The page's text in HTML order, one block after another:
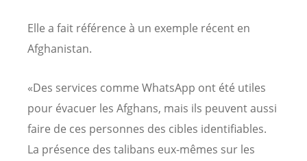
Elle a fait référence à un exemple récent en
Afghanistan.
«Des services comme WhatsApp ont été utiles
pour évacuer les Afghans, mais ils peuvent aussi
faire de ces personnes des cibles identifiables.
La présence des talibans eux-mêmes sur les